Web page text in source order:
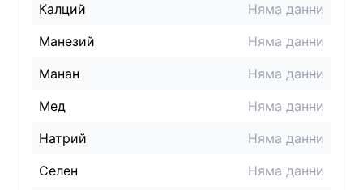
Калций
Няма данни
Манезий
Няма данни
Манан
Няма данни
Мед
Няма данни
Натрий
Няма данни
Селен
Няма данни